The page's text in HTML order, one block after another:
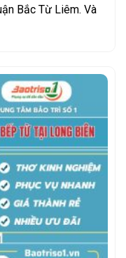
Bắc Từ Liêm. Và